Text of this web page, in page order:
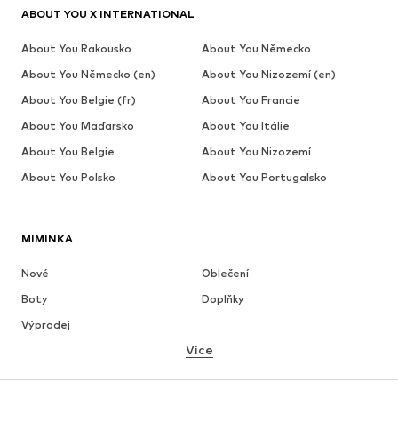
MIMINKA
Nové
Oblečení
Boty
Doplňky
Výprodej
Více
ABOUT YOU X INTERNATIONAL
About You Rakousko
About You Německo
About You Německo (en)
About You Nizozemí (en)
About You Belgie (fr)
About You Francie
About You Maďarsko
About You Itálie
About You Belgie
About You Nizozemí
About You Polsko
About You Portugalsko